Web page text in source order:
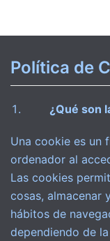
al
Política de
¿Qué son
Una cookie es un
ordenador al
Las cookies
cosas, almacenar
hábitos de
dependiendo de